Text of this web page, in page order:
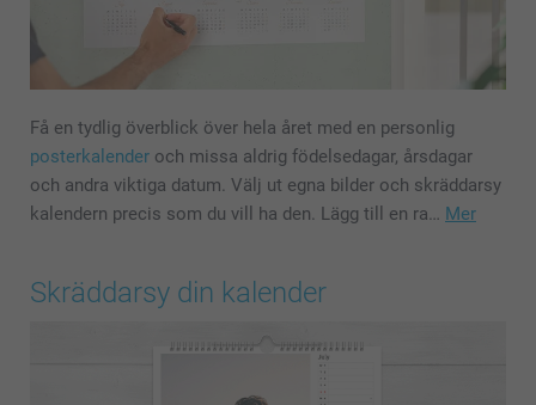
Få en tydlig överblick över hela året med en personlig
posterkalender och missa aldrig födelsedagar, årsdagar
och andra viktiga datum. Välj ut egna bilder och skräddarsy
kalendern precis som du vill ha den. Lägg till en ra… Mer
Skräddarsy din kalender